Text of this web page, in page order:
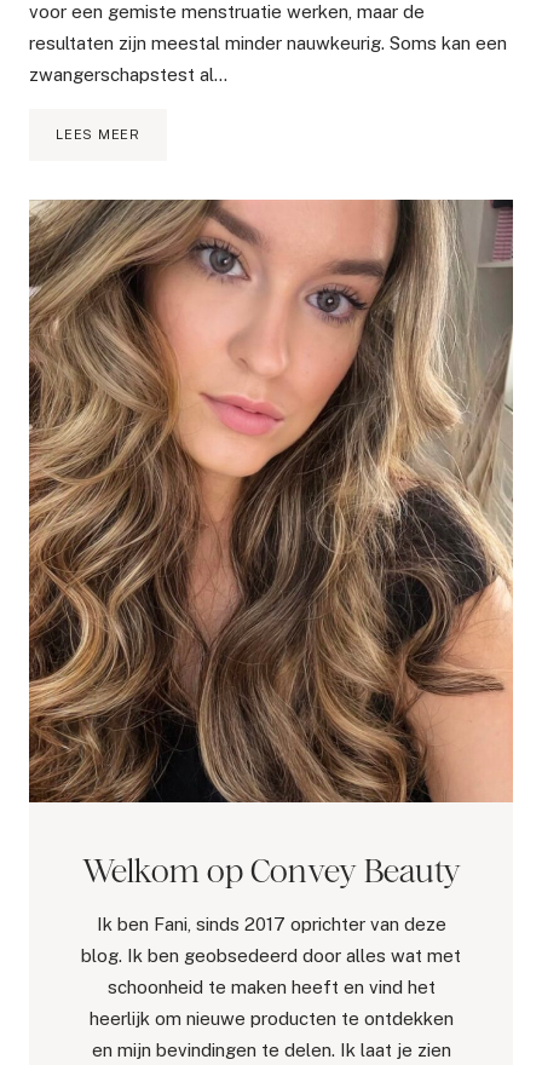
voor een gemiste menstruatie werken, maar de
resultaten zijn meestal minder nauwkeurig. Soms kan een
zwangerschapstest al…
LEES MEER
MERK
IS
BETROUWBAAR
NIET?
Welkom op Convey Beauty
Ik ben Fani, sinds 2017 oprichter van deze
blog. Ik ben geobsedeerd door alles wat met
schoonheid te maken heeft en vind het
heerlijk om nieuwe producten te ontdekken
en mijn bevindingen te delen. Ik laat je zien